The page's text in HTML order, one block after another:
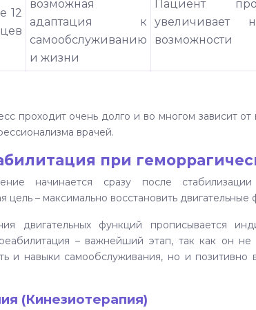
12
возможная
адаптация к
самообслуживанию
и жизни
Пациент
увеличивает
возможности
проходит очень долго и во многом зависит от
врачей.
при
начинается сразу после
цель – максимально восстановить
двигательных функций прописывается
– важнейший этап, так как он не
и навыки самообслуживания, но и позитивно
(Кинезиотерапия)